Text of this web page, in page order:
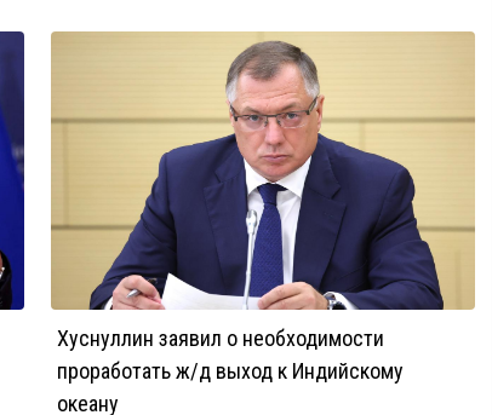
Хуснуллин заявил о необходимости
проработать ж/д выход к Индийскому
океану